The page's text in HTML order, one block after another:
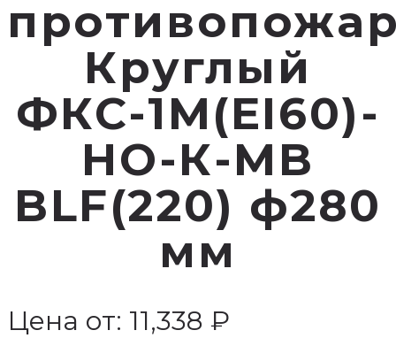
Круглый
ФКС-1М(EI60)-
НО-К-MB
BLF(220) ф280
мм
Цена от: 11,338 ₽